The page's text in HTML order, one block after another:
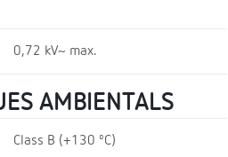
0,72 kV~ max.
AMBIENTALS
Class B (+130 ºC)